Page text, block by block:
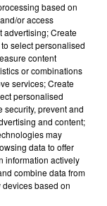
projetés par
en 2012 à
d'ajouter :"En
mais les juges
là, la présidente
le détail pour
Fettah Malki a
based on
or access
advertising; Create
select personalised
content
or combinations
services; Create
personalised
security, prevent and
and content;
may
data to offer
information actively
combine data from
based on